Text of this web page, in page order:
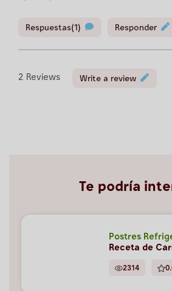
2 Reviews Write a review
Respuestas(1) Responder
Te podría
Postres
Receta de
2314